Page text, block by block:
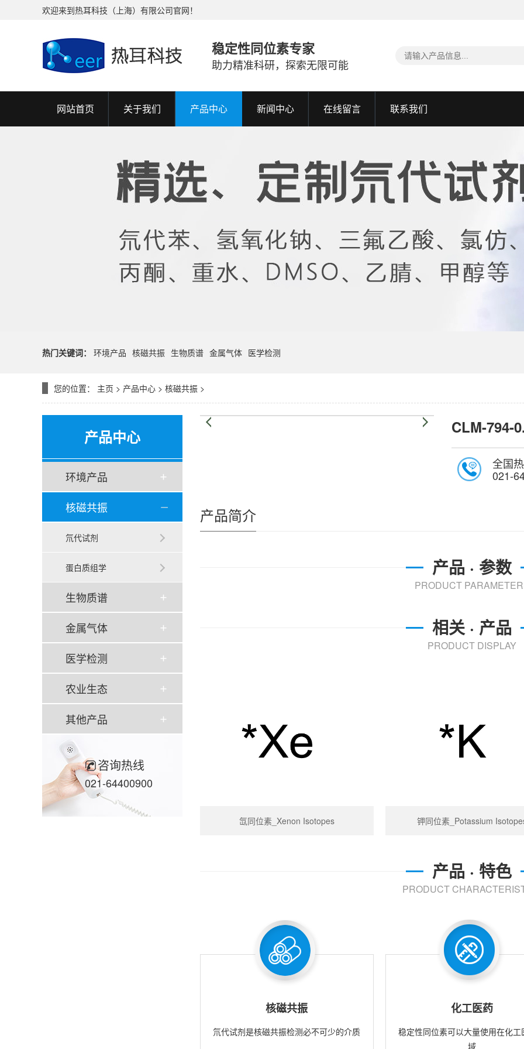
欢迎来到热耳科技（上海）有限公司官网！
稳定性同位素专家
助力精准科研，探索无限可能
网站首页 关于我们 产品中心 新闻中心 在线留言 联系我们
热门关键词： 环境产品 核磁共振 生物质谱 金属气体 医学检测
您的位置： 主页 > 产品中心 > 核磁共振 >
产品中心
环境产品
核磁共振
氘代试剂
蛋白质组学
生物质谱
金属气体
医学检测
农业生态
其他产品
咨询热线
021-64400900
CLM-794-
全国
021-
产品简介
产品 · 参数
PRODUCT
相关 · 产品
PRODUCT DISPLAY
氙同位素_Xenon Isotopes 钾同位素_Potassium
产品 · 特色
PRODUCT
核磁共振
氘代试剂是核磁共振检测必不可少的介质
化工医药
稳定性同位素可以大量使用在化工
域